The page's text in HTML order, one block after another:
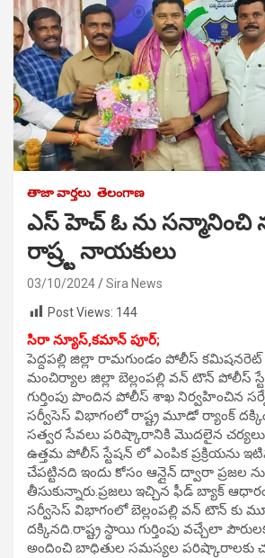
తాజా వార్తలు తెలంగాణ
ఎస్ హెచ్ ఓ ను సన్మానించి
రాష్ర్ట నాయకులు
03/10/2024
Sira News
Post Views: 144
సిరా న్యూస్,కమాన్ పూర్;
పెద్దపల్లి జిల్లా రామగుండం పోలీస్
మంచిర్యాల జిల్లా బెల్లంపల్లి వన్ టౌన్ పోలీస్
గుర్తింపు పొందిన పోలీస్ శాఖ నిర్వహించిన
సర్వీసెస్ విభాగంలో రాష్ట్ర మూడో ర్యాంక్
సత్వర సేవలు పరిష్కారానికి మొదలైన చర్యలు
ఉత్తమ పోలీస్ స్టేషన్ లో ఎంపిక ప్రక్రియను
చేపట్టినది ఇందు కోసం ఆన్లైన్ ద్వారా ప్రజల
తీసుకున్నారు.ప్రజలు ఇచ్చిన ఫీడ్ బ్యాక్
సర్వీసెస్ విభాగంలో బెల్లంపల్లి వన్ టౌన్ కు
దక్కినది.రాష్ట్ర స్థాయి గుర్తింపు వచ్చేలా
అందించి బాధితుల సమస్యల పరిష్కారాలకు